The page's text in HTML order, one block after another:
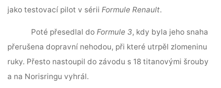
jako testovací pilot v sérii Formule Renault.
Poté přesedlal doFormule 3, kdy byla jeho snaha
přerušena dopravní nehodou, při které utrpěl zlomeninu
ruky. Přesto nastoupil do závodu s 18 titanovými šrouby
a na Norisringu vyhrál.